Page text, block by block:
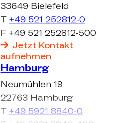
33649 Bielefeld
T +49 521 252812-0
F +49 521 252812-500
Jetzt Kontakt
aufnehmen
Hamburg
Neumühlen 19
22763 Hamburg
T +49 5921 8840-0